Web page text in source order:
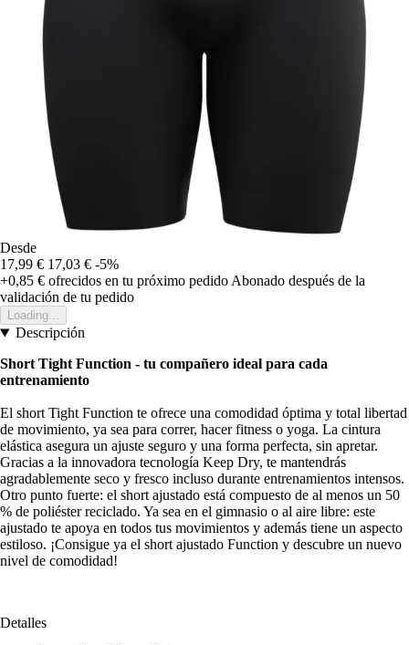
Desde
17,99 € 17,03 € -5%
+0,85 € ofrecidos en tu próximo pedido Abonado después de la
validación de tu pedido
Loading...
Descripción
Short Tight Function - tu compañero ideal para cada
entrenamiento
El short Tight Function te ofrece una comodidad óptima y total libertad
de movimiento, ya sea para correr, hacer fitness o yoga. La cintura
elástica asegura un ajuste seguro y una forma perfecta, sin apretar.
Gracias a la innovadora tecnología Keep Dry, te mantendrás
agradablemente seco y fresco incluso durante entrenamientos intensos.
Otro punto fuerte: el short ajustado está compuesto de al menos un 50
% de poliéster reciclado. Ya sea en el gimnasio o al aire libre: este
ajustado te apoya en todos tus movimientos y además tiene un aspecto
estiloso. ¡Consigue ya el short ajustado Function y descubre un nuevo
nivel de comodidad!
Detalles